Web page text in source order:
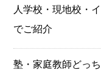
人学校・現地校・
でご紹介
塾・家庭教師どっ